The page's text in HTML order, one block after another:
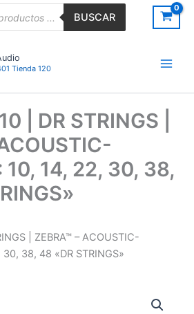
BUSCAR
Tienda 120
| DR STRINGS |
10, 14, 22, 30, 38,
| ZEBRA™ – ACOUSTIC-
38, 48 «DR STRINGS»